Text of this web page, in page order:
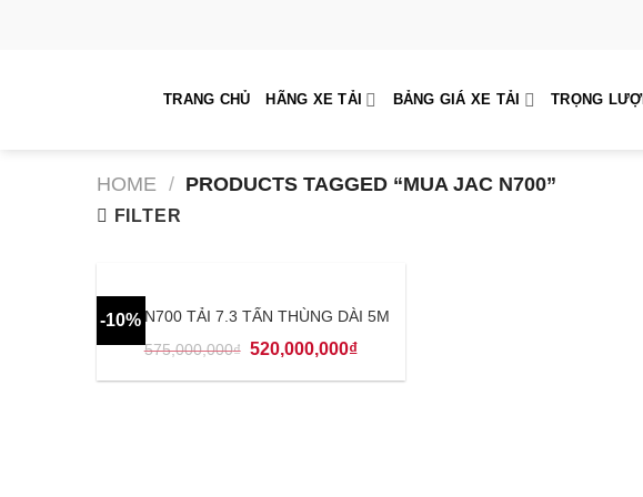
TRANG CHỦ HÃNG XE TẢI BẢNG GIÁ XE TẢI TRỌNG
HOME / PRODUCTS TAGGED “MUA JAC N700”
FILTER
-10%
JAC N700 TẢI 7.3 TẤN THÙNG DÀI 5M
575,000,000₫ 520,000,000₫